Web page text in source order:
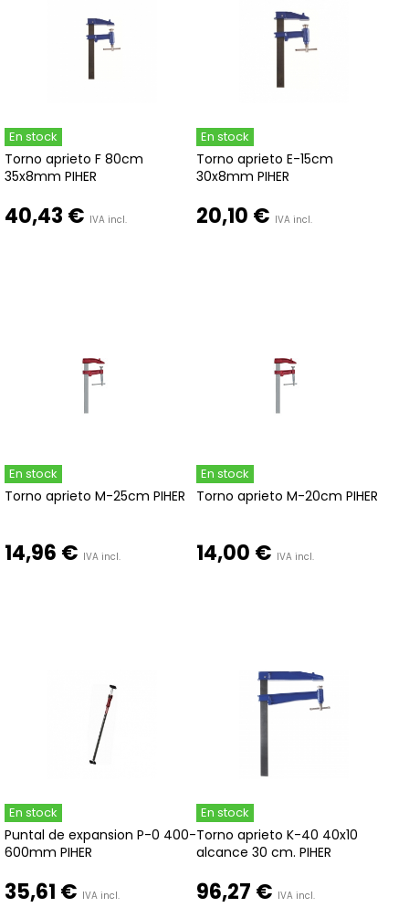
En stock
Torno aprieto F 80cm
35x8mm PIHER
40,43 € IVA incl.
En stock
Torno aprieto E-15cm
30x8mm PIHER
20,10 € IVA incl.
En stock
Torno aprieto M-25cm PIHER
14,96 € IVA incl.
En stock
Torno aprieto M-20cm PIHER
14,00 € IVA incl.
En stock
Puntal de expansion P-0 400-
600mm PIHER
35,61 € IVA incl.
En stock
Torno aprieto K-40 40x10
alcance 30 cm. PIHER
96,27 € IVA incl.